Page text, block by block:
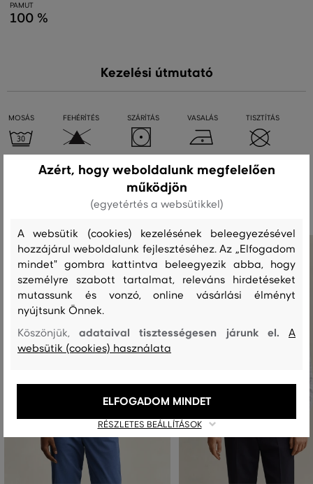
PAMUT
100 %
Kezelési útmutató
MOSÁS FEHÉRÍTÉS SZÁRÍTÁS VASALÁS TISZTÍTÁS
Ajánlott termékek
Azért, hogy weboldalunk megfelelően
működjön
(egyetértés a websütikkel)
A websütik (cookies) kezelésének beleegyezésével
hozzájárul weboldalunk fejlesztéséhez. Az „Elfogadom
mindet" gombra kattintva beleegyezik abba, hogy
személyre szabott tartalmat, releváns hirdetéseket
mutassunk és vonzó, online vásárlási élményt
nyújtsunk Önnek.
Köszönjük,adataival tisztességesen járunk el.A
websütik (cookies) használata
RÉSZLETES BEÁLLÍTÁSOK
ELFOGADOM MINDET